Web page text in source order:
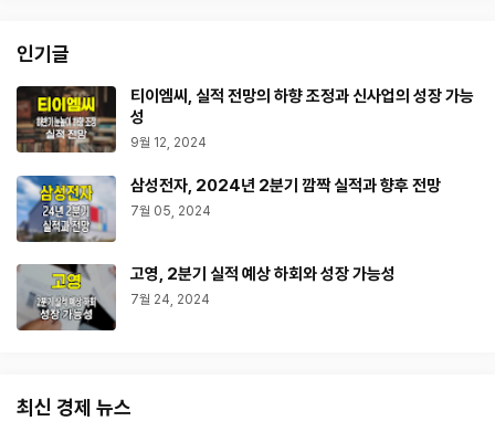
인기글
티이엠씨, 실적 전망의 하향 조정과 신사업의 성장 가능
성
9월 12, 2024
삼성전자, 2024년 2분기 깜짝 실적과 향후 전망
7월 05, 2024
고영, 2분기 실적 예상 하회와 성장 가능성
7월 24, 2024
최신 경제 뉴스